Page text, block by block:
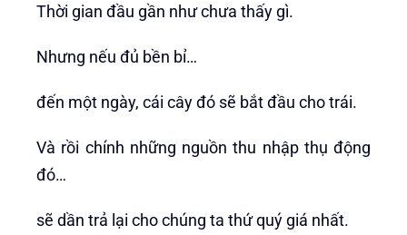
Thời gian đầu gần như chưa thấy gì.
Nhưng nếu đủ bền bỉ…
đến một ngày, cái cây đó sẽ bắt đầu cho trái.
Và rồi chính những nguồn thu nhập thụ động
đó…
sẽ dần trả lại cho chúng ta thứ quý giá nhất.